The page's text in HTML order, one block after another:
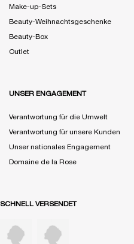
Make-up-Sets
Beauty-Weihnachtsgeschenke
Beauty-Box
Outlet
UNSER ENGAGEMENT
Verantwortung für die Umwelt
Verantwortung für unsere Kunden
Unser nationales Engagement
Domaine de la Rose
SCHNELL VERSENDET